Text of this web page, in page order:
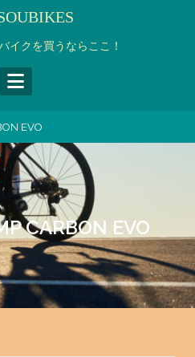
イクを買うならここ！
EVO
CARBON EVO